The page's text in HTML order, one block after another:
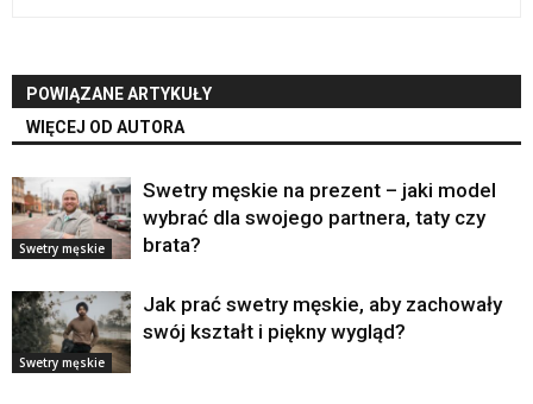
POWIĄZANE ARTYKUŁY
WIĘCEJ OD AUTORA
Swetry męskie
Swetry męskie na prezent – jaki model
wybrać dla swojego partnera, taty czy
brata?
Swetry męskie
Jak prać swetry męskie, aby zachowały
swój kształt i piękny wygląd?